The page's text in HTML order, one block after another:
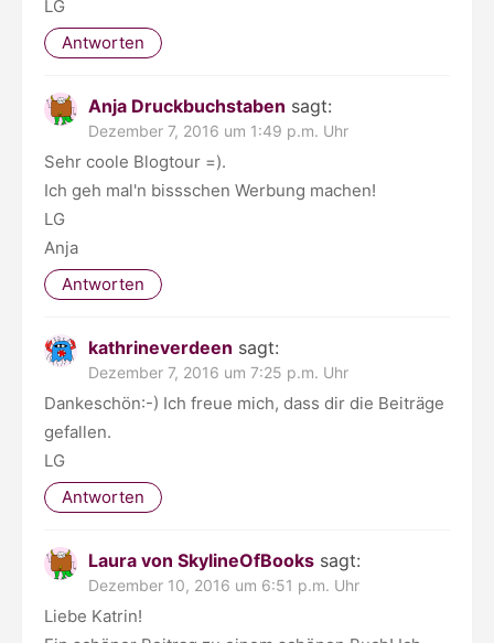
LG
Antworten
Anja Druckbuchstaben sagt:
Dezember 7, 2016 um 1:49 p.m. Uhr
Sehr coole Blogtour =).
Ich geh mal'n bissschen Werbung machen!
LG
Anja
Antworten
kathrineverdeen sagt:
Dezember 7, 2016 um 7:25 p.m. Uhr
Dankeschön:-) Ich freue mich, dass dir die Beiträge
gefallen.
LG
Antworten
Laura von SkylineOfBooks sagt:
Dezember 10, 2016 um 6:51 p.m. Uhr
Liebe Katrin!